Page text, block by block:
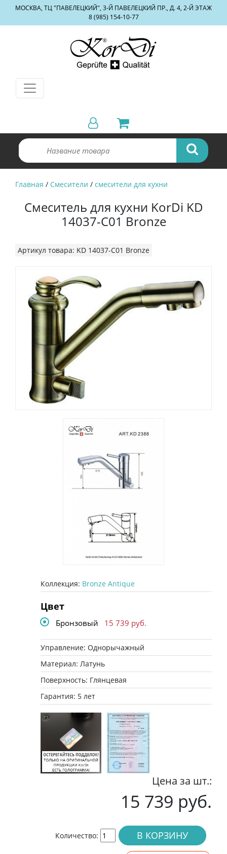
МОСКВА, ТЦ "ПАВЕЛЕЦКИЙ", 3-Й ПАВЕЛЕЦКИЙ ПР., Д. 4, 2-Й ЭТАЖ
8 (985) 154-10-77
Главная / Смесители / смесители для кухни
Смеситель для кухни KorDi KD
14037-C01 Bronze
Артикул товара: KD 14037-C01 Bronze
Коллекция: Bronze Antique
Цвет
Бронзовый 15 739 руб.
Управление: Однорычажный
Материал: Латунь
Поверхность: Глянцевая
Гарантия: 5 лет
Цена за шт.:
15 739 руб.
Количество: В КОРЗИНУ